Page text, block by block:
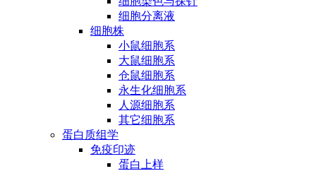
细胞分离液
细胞株
小鼠细胞系
大鼠细胞系
仓鼠细胞系
永生化细胞系
人源细胞系
其它细胞系
蛋白质组学
免疫印迹
蛋白上样